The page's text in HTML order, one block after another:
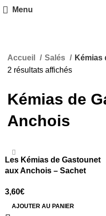
Menu
Accueil Salés
Kémias
2 résultats affichés
Kémias de
Anchois
Les Kémias de Gastounet
aux Anchois – Sachet
3,60€
AJOUTER AU PANIER